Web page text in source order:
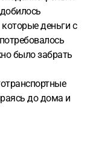
деньги с
было забрать
до дома и